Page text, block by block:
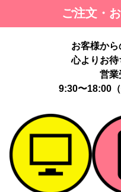
ご注文・
お客様か
心よりお待
営
9:30〜18:00